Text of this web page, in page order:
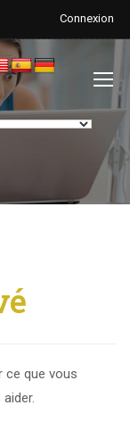
Connexion
ce que vous